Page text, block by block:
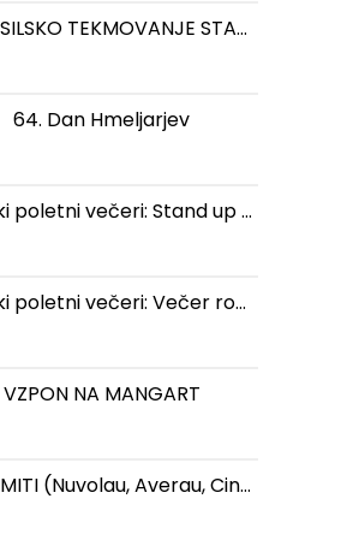
12. GASILSKO TEKMOVANJE STARIH ROČNIH IN MOTORNIH BRIZGALN
64. Dan Hmeljarjev
Grajski poletni večeri: Stand up večer na Gradu Žovnek
Grajski poletni večeri: Večer romantike na Gradu Žovnek
VZPON NA MANGART
DOLOMITI (Nuvolau, Averau, Cinque Torri, Lago Federa)